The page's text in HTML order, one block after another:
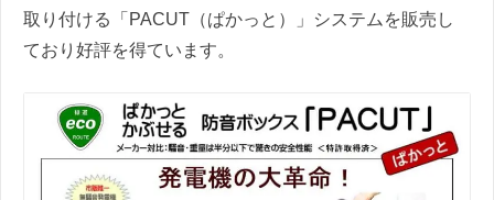
取り付ける「PACUT（ぱかっと）」システムを販売し
ており好評を得ています。